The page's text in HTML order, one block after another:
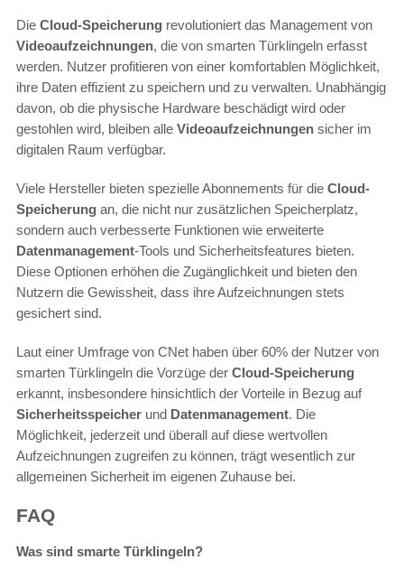
Die Cloud-Speicherung revolutioniert das Management von
Videoaufzeichnungen, die von smarten Türklingeln erfasst
werden. Nutzer profitieren von einer komfortablen Möglichkeit,
ihre Daten effizient zu speichern und zu verwalten. Unabhängig
davon, ob die physische Hardware beschädigt wird oder
gestohlen wird, bleiben alle Videoaufzeichnungen sicher im
digitalen Raum verfügbar.
Viele Hersteller bieten spezielle Abonnements für die Cloud-
Speicherung an, die nicht nur zusätzlichen Speicherplatz,
sondern auch verbesserte Funktionen wie erweiterte
Datenmanagement-Tools und Sicherheitsfeatures bieten.
Diese Optionen erhöhen die Zugänglichkeit und bieten den
Nutzern die Gewissheit, dass ihre Aufzeichnungen stets
gesichert sind.
Laut einer Umfrage von CNet haben über 60% der Nutzer von
smarten Türklingeln die Vorzüge der Cloud-Speicherung
erkannt, insbesondere hinsichtlich der Vorteile in Bezug auf
Sicherheitsspeicher und Datenmanagement. Die
Möglichkeit, jederzeit und überall auf diese wertvollen
Aufzeichnungen zugreifen zu können, trägt wesentlich zur
allgemeinen Sicherheit im eigenen Zuhause bei.
FAQ
Was sind smarte Türklingeln?